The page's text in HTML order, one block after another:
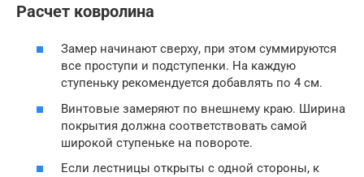
Расчет ковролина
Замер начинают сверху, при этом суммируются
все проступи и подступенки. На каждую
ступеньку рекомендуется добавлять по 4 см.
Винтовые замеряют по внешнему краю. Ширина
покрытия должна соответствовать самой
широкой ступеньке на повороте.
Если лестницы открыты с одной стороны, к